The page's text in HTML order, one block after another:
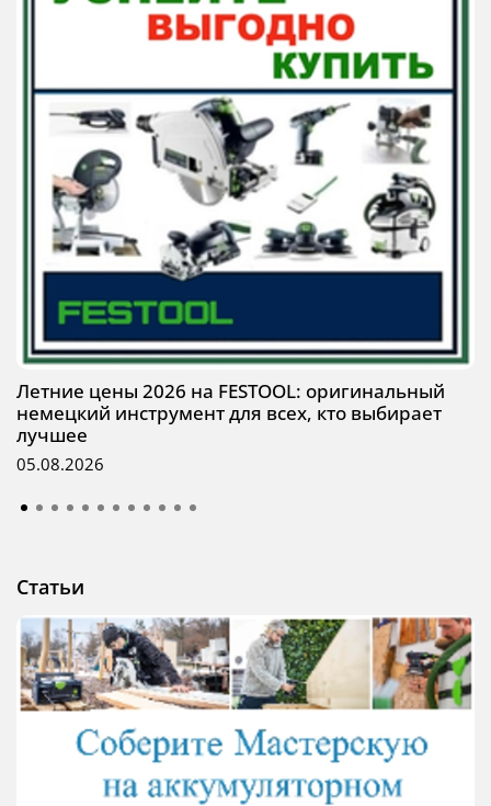
Летние цены 2026 на FESTOOL: оригинальный
немецкий инструмент для всех, кто выбирает
лучшее
05.08.2026
Статьи